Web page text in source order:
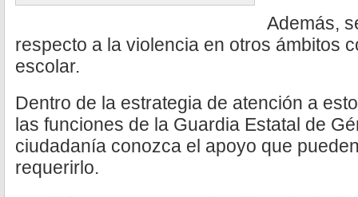
Además,
respecto a la violencia en otros ámbitos
escolar.
Dentro de la estrategia de atención a
las funciones de la Guardia Estatal de
ciudadanía conozca el apoyo que
requerirlo.